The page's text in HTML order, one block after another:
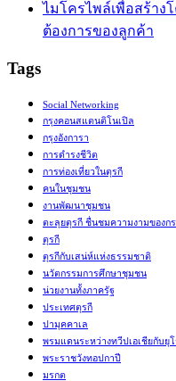
ไมโครไพล์เพื่อสร้าง
ต้องการของลูกค้า
Tags
Social Networking
กรุงคอนสแตนติโนเปิล
กรุงอังการา
การดำรงชีวิต
การท่องเที่ยวในตุรกี
คนในชุมชน
งานพัฒนาชุมชน
ตะลุยตุรกี ชื่นชมความงามของก
ตุรกี
ตุรกีกับเสน่ห์แห่งธรรมชาติ
นวัตกรรมการศึกษาชุมชน
น่วยงานทั้งภาครัฐ
ประเทศตุรกี
ปามุคคาเล
พรมแดนระหว่างทวีปเอเชียกับยุโ
พระราชวังทอปกาปี
มรกต